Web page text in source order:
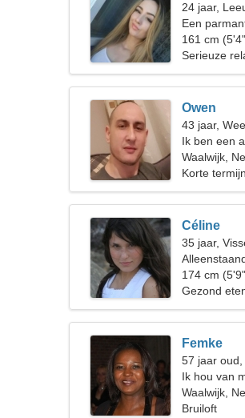
24 jaar,
Een
relatie
161 cm
Serieuze
Owen
43 jaar,
Ik ben een
mooie
Waalwijk,
Korte
Céline
35 jaar,
174 cm
Gezond
Femke
57 jaar oud,
Ik hou van
Waalwijk,
Bruiloft